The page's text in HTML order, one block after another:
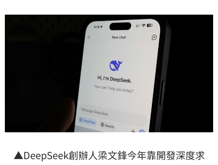
▲DeepSeek創辦人梁文鋒今年靠開發深度求